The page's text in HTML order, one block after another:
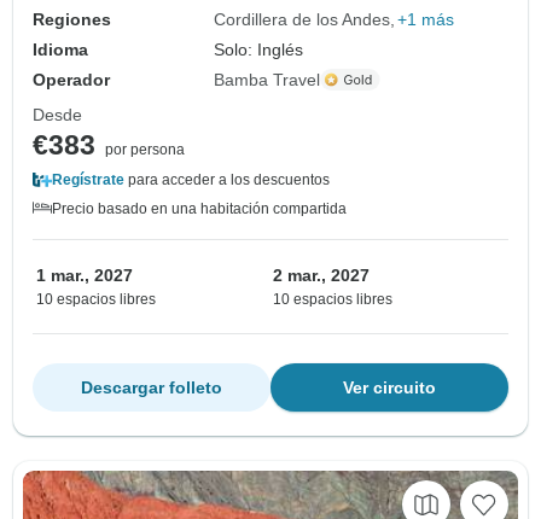
Regiones
Cordillera de los Andes +1 más
Idioma
Solo: Inglés
Operador
Bamba Travel
Desde
€383
por persona
Regístrate para acceder a los descuentos
Precio basado en una habitación compartida
1 mar., 2027
10 espacios libres
2 mar., 2027
10 espacios libres
Ver circuito
Descargar folleto